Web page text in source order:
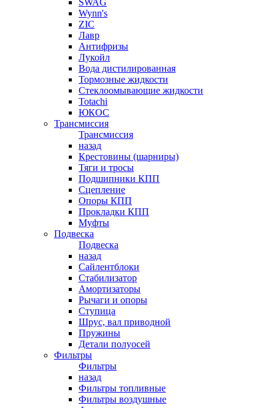
SWAG
Wynn's
ZIC
Лавр
Антифризы
Лукойл
Вода дистилированная
Тормозные жидкости
Стеклоомывающие жидкости
Totachi
ЮКОС
Трансмиссия
Трансмиссия
назад
Крестовины (шарниры)
Тяги и тросы
Подшипники КПП
Сцепление
Опоры КПП
Прокладки КПП
Муфты
Подвеска
Подвеска
назад
Сайлентблоки
Стабилизатор
Амортизаторы
Рычаги и опоры
Ступица
Шрус, вал приводной
Пружины
Детали полуосей
Фильтры
Фильтры
назад
Фильтры топливные
Фильтры воздушные